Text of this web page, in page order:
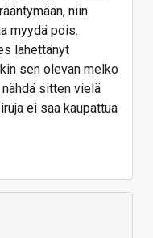
niin
myydä pois.
lähettänyt
sen olevan melko
sitten vielä
ei saa kaupattua